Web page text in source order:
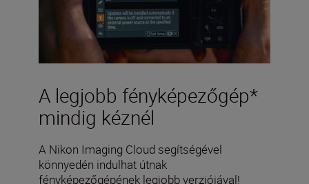
A legjobb fényképezőgép*
mindig kéznél
A Nikon Imaging Cloud segítségével
könnyedén indulhat útnak
fényképezőgépének legjobb verziójával!